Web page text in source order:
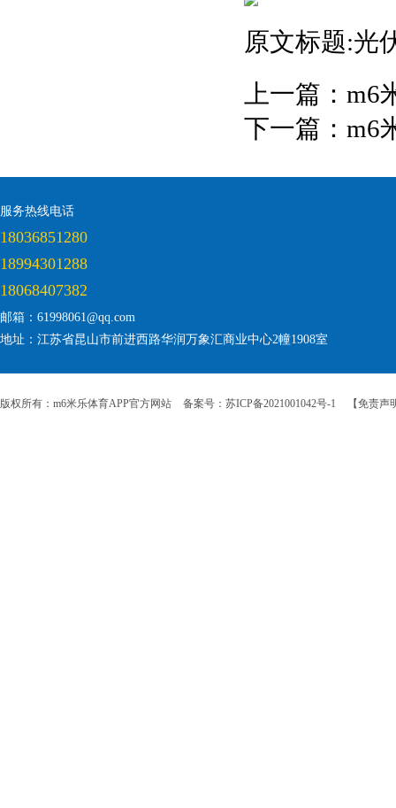
原文标题:光
上一篇： m6
下一篇： m6
服务热线电话
18036851280
18994301288
18068407382
邮箱：61998061@qq.com
地址：江苏省昆山市前进西路华润万象汇商业中心2幢1908室
版权所有：m6米乐体育APP官方网站 备案号：苏ICP备2021001042号-1 【免责声